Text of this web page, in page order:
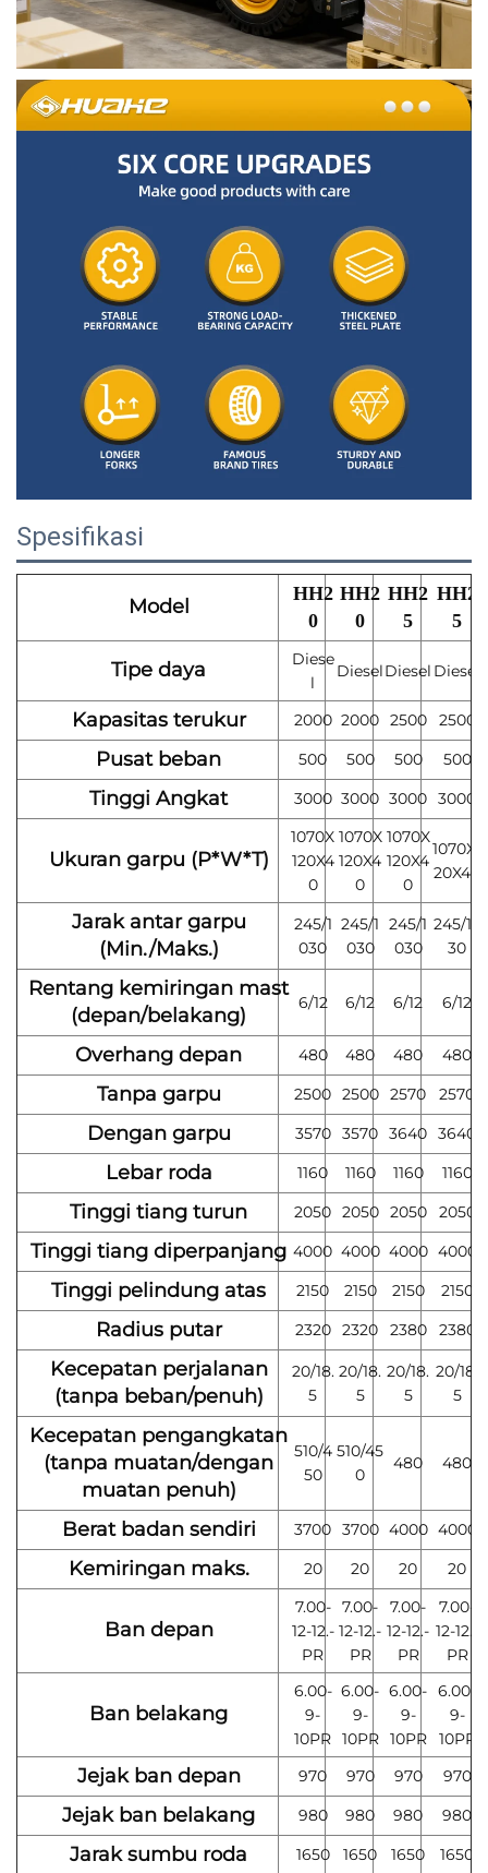
Spesifikasi
Model
HH2
0
HH2
0
HH2
5
HH2
5
Tipe daya
Diese
l
DieselDiesel Diesel
Kapasitas terukur 2000 2000 2500 2500
Pusat beban 500 500 500 500
Tinggi Angkat 3000 3000 3000 3000
Ukuran garpu (P*W*T)
1070X
120X4
0
1070X
120X4
0
1070X
120X4
0
1070X1
20X40
Jarak antar garpu
(Min./Maks.)
245/1
030
245/1
030
245/1
030
245/10
30
Rentang kemiringan mast
(depan/belakang)
6/12 6/12 6/12 6/12
Overhang depan 480 480 480 480
Tanpa garpu 2500 2500 2570 2570
Dengan garpu 3570 3570 3640 3640
Lebar roda 1160 1160 1160 1160
Tinggi tiang turun 2050 2050 2050 2050
Tinggi tiang diperpanjang 4000 4000 4000 4000
Tinggi pelindung atas 2150 2150 2150 2150
Radius putar 2320 2320 2380 2380
Kecepatan perjalanan
(tanpa beban/penuh)
20/18.
5
20/18.
5
20/18.
5
20/18.
5
Kecepatan pengangkatan
(tanpa muatan/dengan
muatan penuh)
510/4
50
510/45
0
480 480
Berat badan sendiri 3700 3700 4000 4000
Kemiringan maks. 20 20 20 20
Ban depan
7.00-
12-12.-
PR
7.00-
12-12.-
PR
7.00-
12-12.-
PR
7.00-
12-12.-
PR
Ban belakang
6.00-
9-
10PR
6.00-
9-
10PR
6.00-
9-
10PR
6.00-
9-
10PR
Jejak ban depan 970 970 970 970
Jejak ban belakang 980 980 980 980
Jarak sumbu roda 1650 1650 1650 1650